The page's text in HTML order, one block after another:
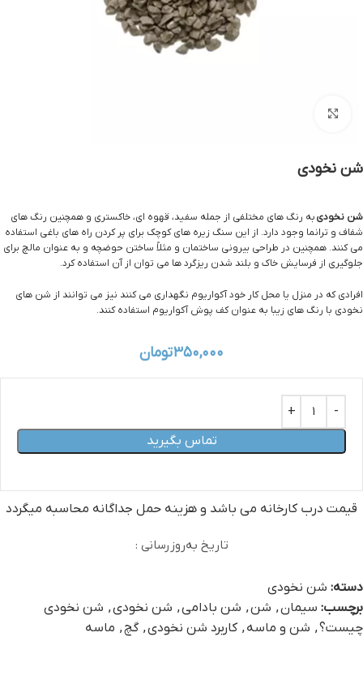
شن نخودی
شن نخودیبه رنگ های مختلفی از جمله سفید، قهوه ای، خاکستری و همچنین رنگ های
شفاف و ترانما وجود دارد. از این سنگ زیره های کوچک برای پر کردن راه های باغی استفاده
می کنند. همچنین در طراحی بیرونی ساختمان و مثلاً ساختن حوضچه و به عنوان مالچ برای
جلوگیری از فرسایش خاک و بلند شدن ریزگرد ها می توان از آن استفاده کرد.
افرادی که در منزل یا محل کار خود آکواریوم نگهداری می کنند نیز می توانند از شن های
نخودی با رنگ های زیبا به عنوان کف پوش آکواریوم استفاده کنند.
۳۵۰,۰۰۰تومان
تماس بگیرید
قیمت درب کارخانه می‏ باشد و هزینه حمل جداگانه محاسبه میگردد
تاریخ به‌روزرسانی :
دسته: شن نخودی
برچسب: سیمان, شن, شن بادامی, شن نخودی, شن نخودی
چیست؟, شن و ماسه, کاربرد شن نخودی, گچ, ماسه